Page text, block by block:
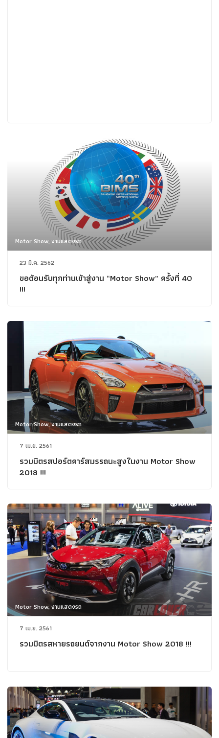
Motor Show, งานแสดงรถ
23 มี.ค. 2562
ขอต้อนรับทุกท่านเข้าสู่งาน “Motor Show” ครั้งที่ 40
!!!
Motor Show, งานแสดงรถ
7 เม.ย. 2561
รวมมิตรสปอร์ตคาร์สมรรถนะสูงในงาน Motor Show
2018 !!!
Motor Show, งานแสดงรถ
7 เม.ย. 2561
รวมมิตรสหายรถยนต์จากงาน Motor Show 2018 !!!